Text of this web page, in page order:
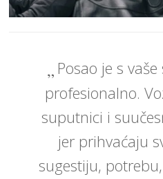
Posao je s
profesionalno.
suputnici i
jer prihvaćaju
sugestiju,